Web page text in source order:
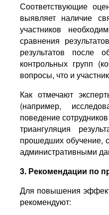
Соответствующие
выявляет наличие
участников
сравнения
результатов после
контрольных групп
вопросы, что и
Как отмечают
(например,
поведение
триангуляция
прошедших обучение,
административными
3. Рекомендации по
Для повышения
рекомендуют: